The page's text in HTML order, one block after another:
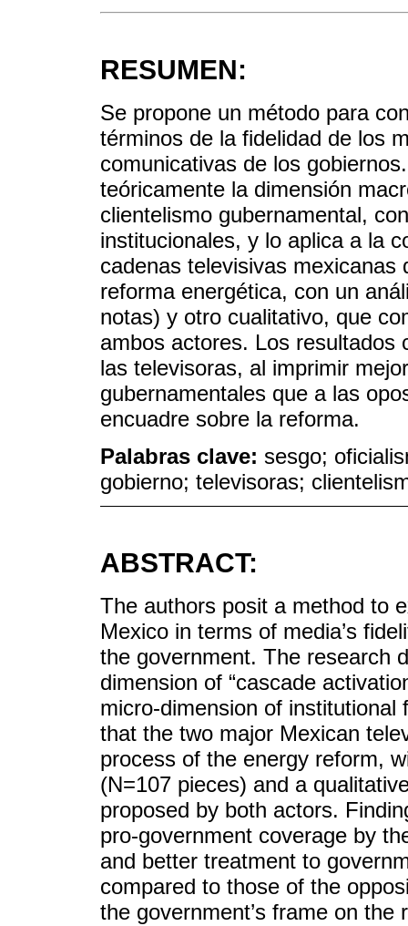
RESUMEN:
Se propone un método para
términos de la fidelidad de los
comunicativas de los
teóricamente la dimensión
clientelismo gubernamental,
institucionales, y lo aplica a la
cadenas televisivas mexicanas
reforma energética, con un
notas) y otro cualitativo, que
ambos actores. Los resultados
las televisoras, al imprimir
gubernamentales que a las
encuadre sobre la reforma.
Palabras clave: sesgo;
gobierno; televisoras;
ABSTRACT:
The authors posit a method to
Mexico in terms of media’s
the government. The research
dimension of “cascade
micro-dimension of
that the two major Mexican
process of the energy reform,
(N=107 pieces) and a
proposed by both actors.
pro-government coverage by
and better treatment to
compared to those of the
the government’s frame on the